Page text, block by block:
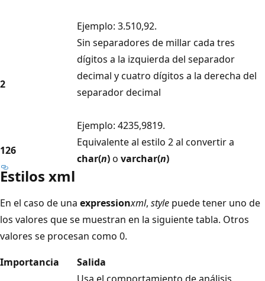
Ejemplo: 3.510,92.
2
Sin separadores de millar cada tres
dígitos a la izquierda del separador
decimal y cuatro dígitos a la derecha del
separador decimal
Ejemplo: 4235,9819.
126
Equivalente al estilo 2 al convertir a
char(n)o varchar(n)
Estilos xml
En el caso de una expressionxml, style puede tener uno de
los valores que se muestran en la siguiente tabla. Otros
valores se procesan como 0.
Importancia
Salida
Usa el comportamiento de análisis